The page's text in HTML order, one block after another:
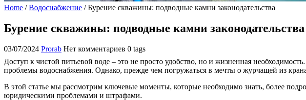
Home /Водоснабжение /Бурение скважины: подводные камни законодательства
Бурение скважины: подводные камни законодательства
03/07/2024 Prorab Нет комментариев 0 tags
Доступ к чистой питьевой воде – это не просто удобство, но и жизненная
проблемы водоснабжения. Однако, прежде чем погружаться в мечты о журчащей из крана
В этой статье мы рассмотрим ключевые моменты, которые необходимо знать, более
юридическими проблемами и штрафами.